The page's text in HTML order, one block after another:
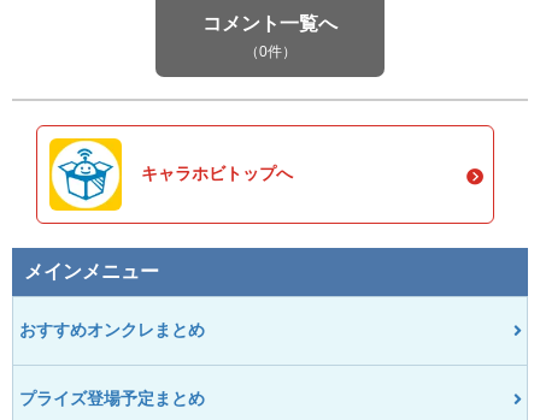
コメント一覧へ
（0件）
キャラホビトップへ
メインメニュー
おすすめオンクレまとめ
プライズ登場予定まとめ